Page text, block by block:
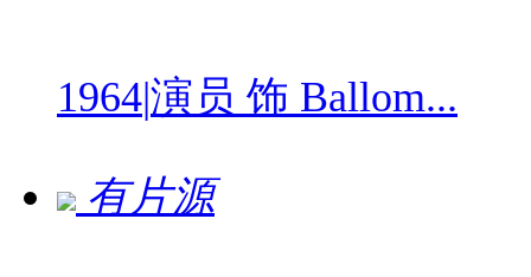
1964|演员 饰 Ballom...
有片源